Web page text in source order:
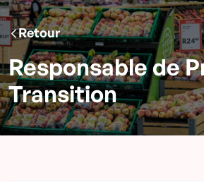
Retour
Responsable de
Transition